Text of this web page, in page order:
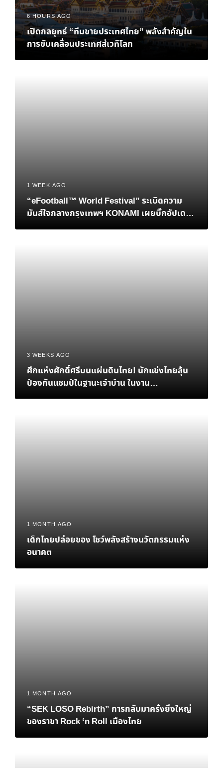
6 HOURS AGO
เปิดกลยุทธ์ “ทีมขายประเทศไทย” พลังสำคัญใน
การขับเคลื่อนประเทศสู่เวทีโลก
1 WEEK AGO
“eFootball™ World Festival” ระเบิดความ
มันส์ใจกลางกรุงเทพฯ KONAMI เผยบิ๊กอัปเดต
3 WEEKS AGO
ศึกแห่งศักดิ์ศรีบนแผ่นดินไทย! นักแข่งไทยลุ้น
ป้องกันแชมป์ในฐานะเจ้าบ้าน ในงาน
eFootball™ Championship 2026 World
1 MONTH AGO
เด็กไทยปล่อยของ โชว์พลังสร้างนวัตกรรมแห่ง
อนาคต
1 MONTH AGO
“SEK LOSO Rebirth” การกลับมาครั้งยิ่งใหญ่
ของราชา Rock ‘n Roll เมืองไทย